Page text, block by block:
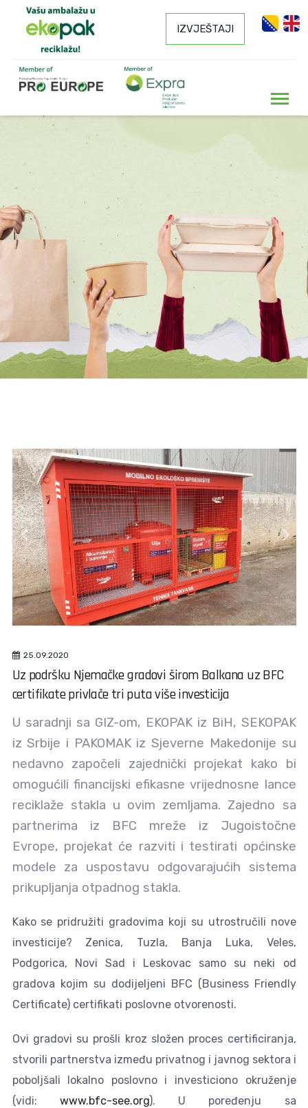
IZVJEŠTAJI
25.09.2020
Uz podršku Njemačke gradovi širom Balkana uz BFC
certifikate privlače tri puta više investicija
U saradnji sa GIZ-om, EKOPAK iz BiH, SEKOPAK
iz Srbije i PAKOMAK iz Sjeverne Makedonije su
nedavno započeli zajednički projekat kako bi
omogućili financijski efikasne vrijednosne lance
reciklaže stakla u ovim zemljama. Zajedno sa
partnerima iz BFC mreže iz Jugoistočne
Evrope, projekat će razviti i testirati općinske
modele za uspostavu odgovarajućih sistema
prikupljanja otpadnog stakla.
Kako se pridružiti gradovima koji su utrostručili nove
investicije? Zenica, Tuzla, Banja Luka, Veles,
Podgorica, Novi Sad i Leskovac samo su neki od
gradova kojim su dodijeljeni BFC (Business Friendly
Certificate) certifikati poslovne otvorenosti.
Ovi gradovi su prošli kroz složen proces certificiranja,
stvorili partnerstva između privatnog i javnog sektora i
poboljšali lokalno poslovno i investiciono okruženje
(vidi: www.bfc-see.org). U poređenju sa